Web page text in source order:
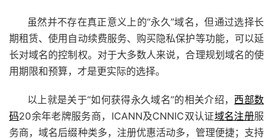
虽然并不存在真正意义上的“永久”域名，但通过选择长
期租赁、使用自动续费服务、购买隐私保护等功能，可以延
长对域名的控制权。对于大多数人来说，合理规划域名的使
用期限和预算，才是更实际的选择。
以上就是关于“如何获得永久域名”的相关介绍， 西部数
码20余年老牌服务商，ICANN及CNNIC双认证域名注册服
务商，域名后缀种类多，注册优惠活动多，管理便捷；支持